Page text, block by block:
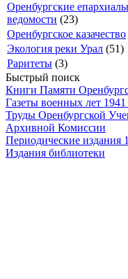
Оренбургские
ведомости (23)
Оренбургское казачество
Экология реки Урал (51)
Раритеты (3)
Быстрый поиск
Книги Памяти
Газеты военных лет
Труды Оренбургской
Архивной Комиссии
Периодические издания
Издания библиотеки